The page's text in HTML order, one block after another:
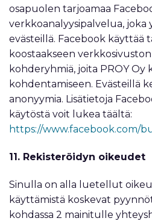
osapuolen tarjoamaa
verkkoanalyysipalvelua, joka
evästeillä. Facebook käyttää
koostaakseen
kohderyhmiä, joita PROY
kohdentamiseen. Evästeillä
anonyymia. Lisätietoja
käytöstä voit lukea täältä:
https://www.facebook.com/
11. Rekisteröidyn oikeudet
Sinulla on alla luetellut
käyttämistä koskevat
kohdassa 2 mainitulle